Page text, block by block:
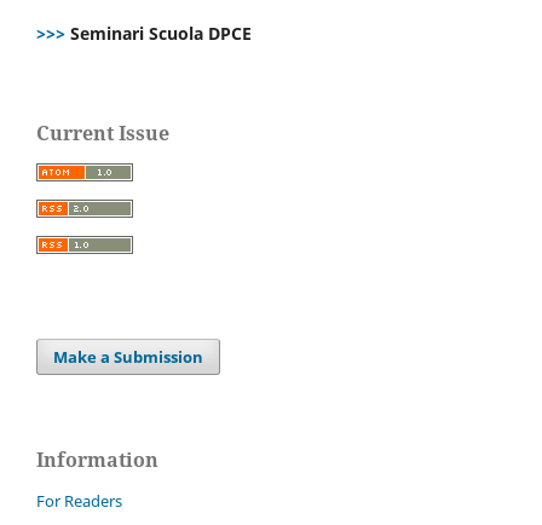
>>> Seminari Scuola DPCE
Current Issue
Make a Submission
Information
For Readers